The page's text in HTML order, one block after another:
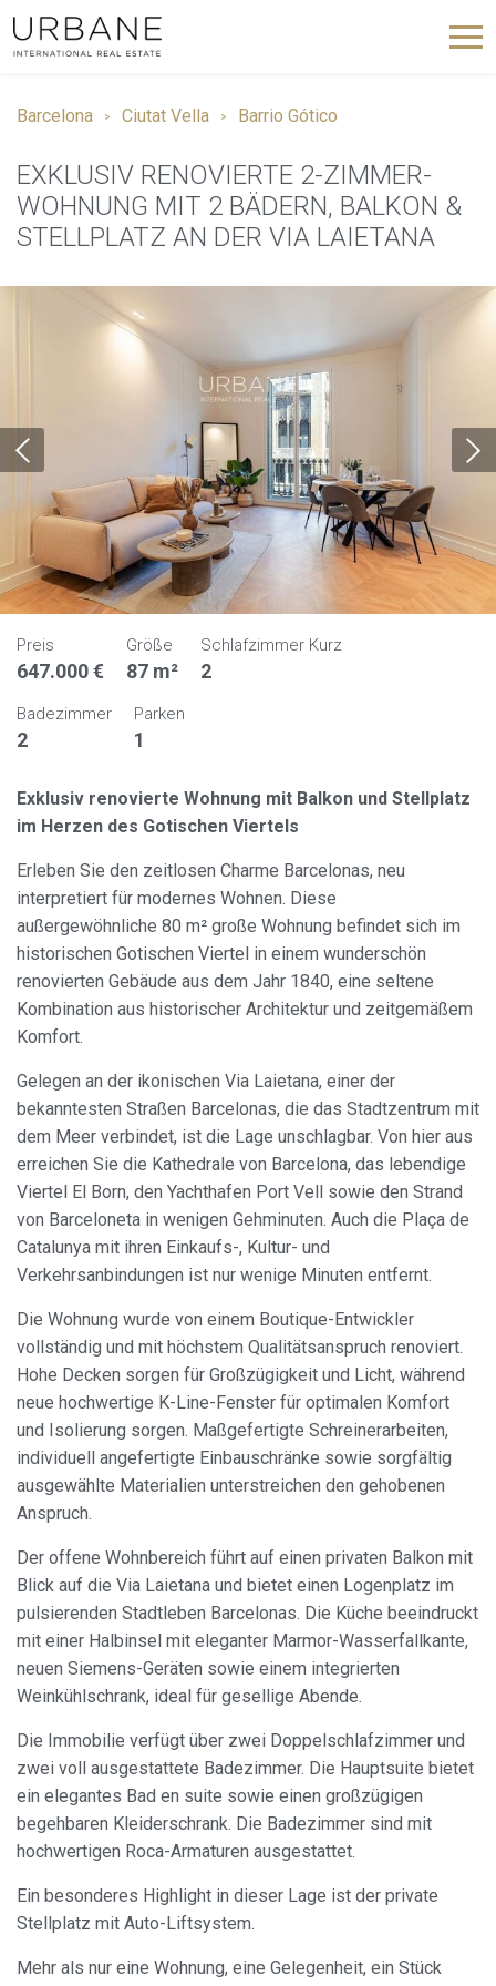
Barcelona Ciutat Vella Barrio Gótico
EXKLUSIV RENOVIERTE 2-ZIMMER-
WOHNUNG MIT 2 BÄDERN, BALKON &
STELLPLATZ AN DER VIA LAIETANA
Preis
647.000 €
Größe
87 m²
Schlafzimmer Kurz
2
Badezimmer
2
Parken
1
Exklusiv renovierte Wohnung mit Balkon und Stellplatz
im Herzen des Gotischen Viertels
Erleben Sie den zeitlosen Charme Barcelonas, neu
interpretiert für modernes Wohnen. Diese
außergewöhnliche 80 m² große Wohnung befindet sich im
historischen Gotischen Viertel in einem wunderschön
renovierten Gebäude aus dem Jahr 1840, eine seltene
Kombination aus historischer Architektur und zeitgemäßem
Komfort.
Gelegen an der ikonischen Via Laietana, einer der
bekanntesten Straßen Barcelonas, die das Stadtzentrum mit
dem Meer verbindet, ist die Lage unschlagbar. Von hier aus
erreichen Sie die Kathedrale von Barcelona, das lebendige
Viertel El Born, den Yachthafen Port Vell sowie den Strand
von Barceloneta in wenigen Gehminuten. Auch die Plaça de
Catalunya mit ihren Einkaufs-, Kultur- und
Verkehrsanbindungen ist nur wenige Minuten entfernt.
Die Wohnung wurde von einem Boutique-Entwickler
vollständig und mit höchstem Qualitätsanspruch renoviert.
Hohe Decken sorgen für Großzügigkeit und Licht, während
neue hochwertige K-Line-Fenster für optimalen Komfort
und Isolierung sorgen. Maßgefertigte Schreinerarbeiten,
individuell angefertigte Einbauschränke sowie sorgfältig
ausgewählte Materialien unterstreichen den gehobenen
Anspruch.
Der offene Wohnbereich führt auf einen privaten Balkon mit
Blick auf die Via Laietana und bietet einen Logenplatz im
pulsierenden Stadtleben Barcelonas. Die Küche beeindruckt
mit einer Halbinsel mit eleganter Marmor-Wasserfallkante,
neuen Siemens-Geräten sowie einem integrierten
Weinkühlschrank, ideal für gesellige Abende.
Die Immobilie verfügt über zwei Doppelschlafzimmer und
zwei voll ausgestattete Badezimmer. Die Hauptsuite bietet
ein elegantes Bad en suite sowie einen großzügigen
begehbaren Kleiderschrank. Die Badezimmer sind mit
hochwertigen Roca-Armaturen ausgestattet.
Ein besonderes Highlight in dieser Lage ist der private
Stellplatz mit Auto-Liftsystem.
Mehr als nur eine Wohnung, eine Gelegenheit, ein Stück
Cookies ändern
Technik und Funktional
Immer aktiv
Diese Website verwendet eigene Cookies, um
Informationen zu sammeln, um unsere Dienste zu
Installation. Der Benutzer hat die Möglichkeit, seinen
Browser zu konfigurieren und auf Wunsch zu verhindern,
dass er auf seiner Festplatte installiert wird, obwohl er
Navigieren auf der Website führen kann.